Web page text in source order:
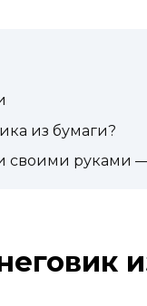
из бумаги?
своими руками